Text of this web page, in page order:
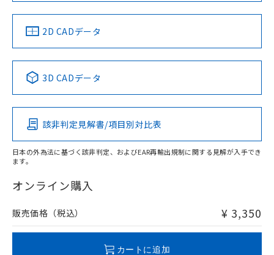
中国 RoHS 注意事項・凡例
Pb Hg Cd Cr(VI)
O
在庫等で未対応品が混在する可能性があります。
問い合わせください。
2D CADデータ
3D CADデータ
該非判定見解書/項目別対比表
日本の外為法に基づく該非判定、およびEAR再輸出規制に関する見解が入手でき
ます。
オンライン購入
販売価格（税込） ¥ 3,350
カートに追加